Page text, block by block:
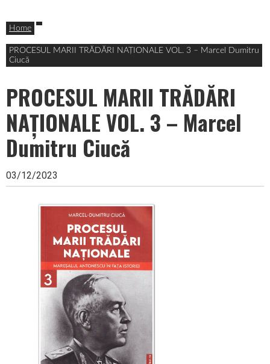
content
Ion Antonescu
in memoriam
Header
Widget
Area
Home
PROCESUL MARII TRĂDĂRI NAȚIONALE VOL. 3 – Marcel Dumitru
Ciucă
PROCESUL MARII TRĂDĂRI
NAȚIONALE VOL. 3 – Marcel
Dumitru Ciucă
03/12/2023